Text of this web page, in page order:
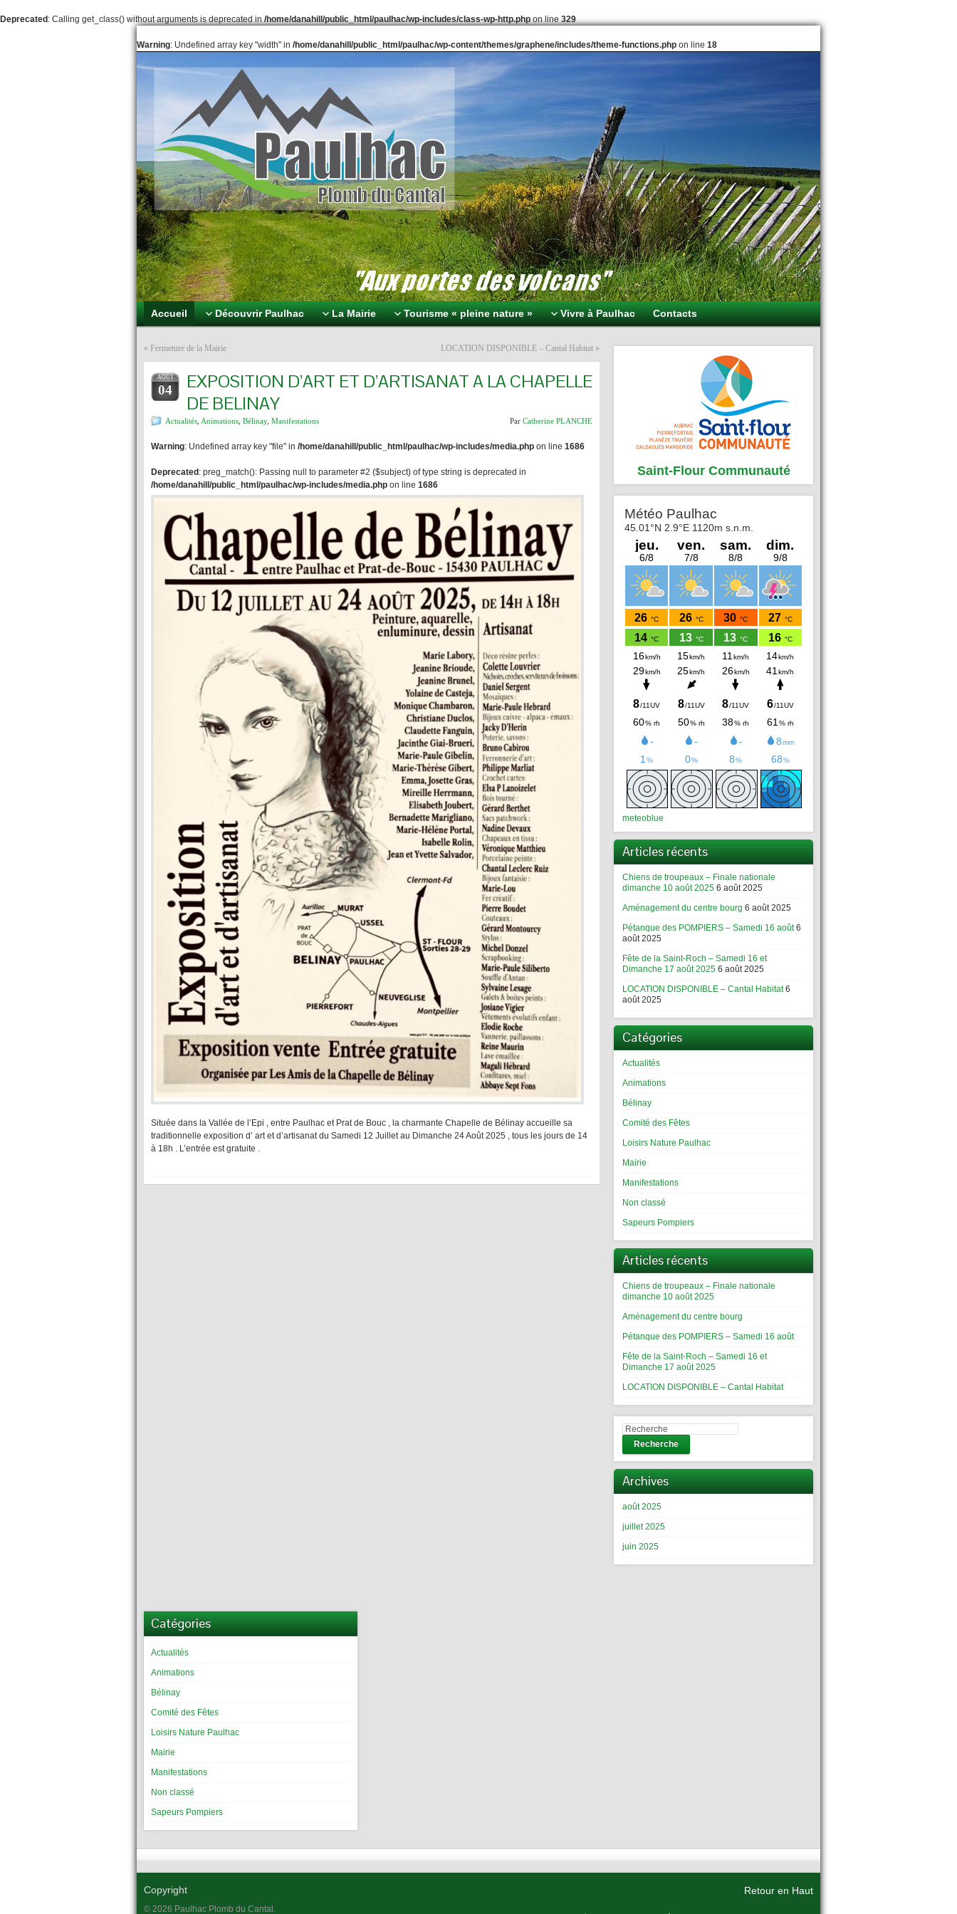
Deprecated : Calling get_class() without arguments is deprecated in/home/danahill/public_html/paulhac/wp-includes/class-wp-http.phpon line329
Warning: Undefined array key "width" in /home/danahill/public_html/paulhac/wp-content/themes/graphene/includes/theme-functions.php on line 18
Paulhac Plomb du Cantal
Aux portes des volcans
Accueil Découvrir Paulhac La Mairie Tourisme « pleine nature » Vivre à Paulhac Contacts
« Fermeture de la Mairie LOCATION DISPONIBLE – Cantal Habitat »
AOÛT
04
EXPOSITION D’ART ET D’ARTISANAT A LA CHAPELLE
DE BELINAY
Actualités Animations Bélinay, Manifestations Par Catherine PLANCHE
Warning: Undefined array key "file" in /home/danahill/public_html/paulhac/wp-includes/media.php on line 1686
Deprecated : preg_match(): Passing null to parameter #2 ($subject) of type string is deprecated in
/home/danahill/public_html/paulhac/wp-includes/media.php on line 1686
Située dans la Vallée de l’Epi , entre Paulhac et Prat de Bouc , la charmante Chapelle de Bélinay accueille sa
traditionnelle exposition d’ art et d’artisanat du Samedi 12 Juillet au Dimanche 24 Août 2025 , tous les jours de 14
à 18h . L’entrée est gratuite .
Saint-Flour Communauté
meteoblue
Articles récents
Chiens de troupeaux – Finale nationale
dimanche 10 août 2025 6 août 2025
Aménagement du centre bourg 6 août 2025
Pétanque des POMPIERS – Samedi 16 août 6
août 2025
Fête de la Saint-Roch – Samedi 16 et
Dimanche 17 août 2025 6 août 2025
LOCATION DISPONIBLE – Cantal Habitat 6
août 2025
Catégories
Actualités
Animations
Bélinay
Comité des Fêtes
Loisirs Nature Paulhac
Mairie
Manifestations
Non classé
Sapeurs Pompiers
Articles récents
Chiens de troupeaux – Finale nationale
dimanche 10 août 2025
Aménagement du centre bourg
Pétanque des POMPIERS – Samedi 16 août
Fête de la Saint-Roch – Samedi 16 et
Dimanche 17 août 2025
LOCATION DISPONIBLE – Cantal Habitat
Recherche
Archives
août 2025
juillet 2025
juin 2025
Catégories
Actualités
Animations
Bélinay
Comité des Fêtes
Loisirs Nature Paulhac
Mairie
Manifestations
Non classé
Sapeurs Pompiers
Copyright
© 2026 Paulhac Plomb du Cantal.
Retour en Haut